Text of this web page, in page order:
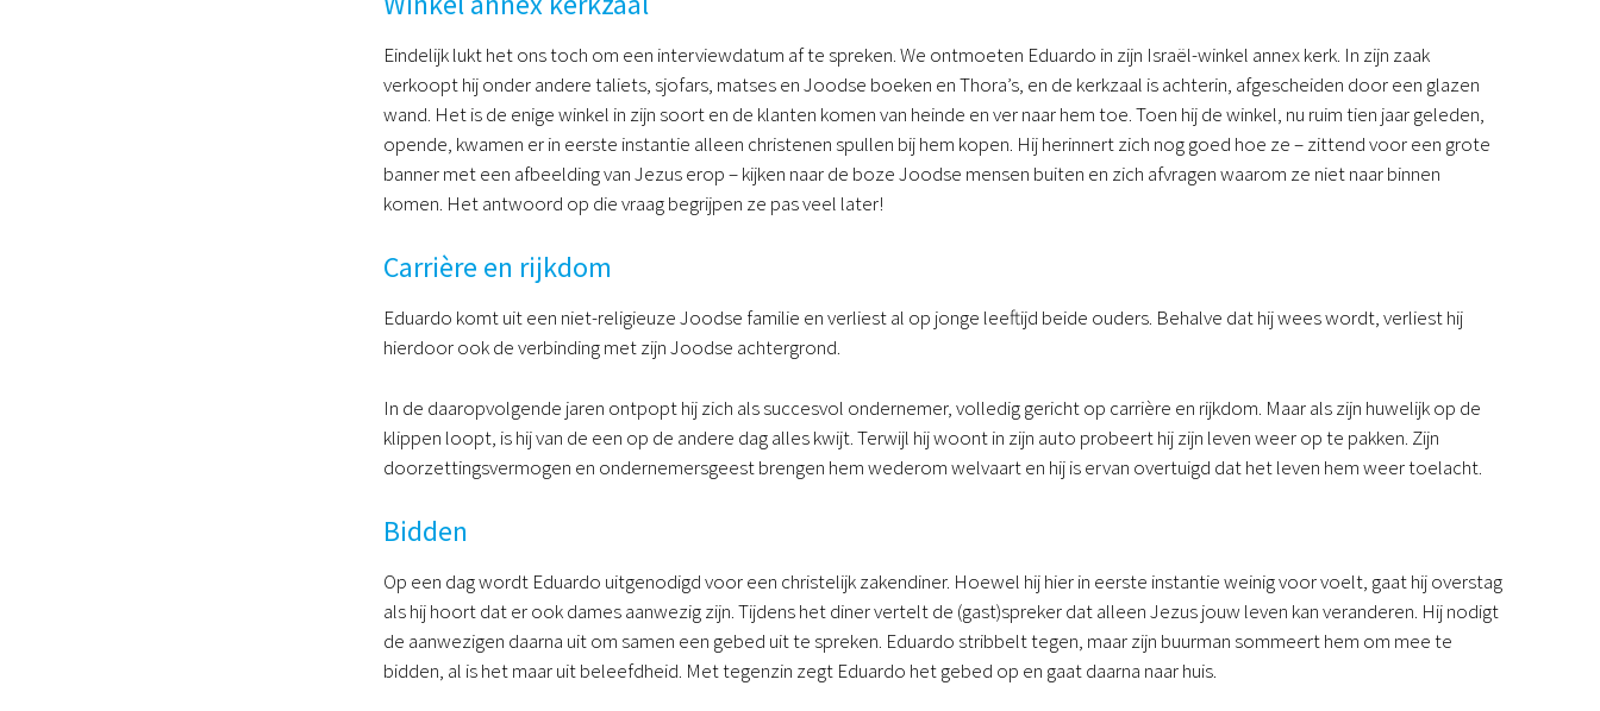
Eindelijk lukt het ons toch om een interviewdatum af te spreken. We ontmoeten Eduardo in zijn Israël-winkel annex kerk. In zijn zaak
verkoopt hij onder andere taliets, sjofars, matses en Joodse boeken en Thora’s, en de kerkzaal is achterin, afgescheiden door een glazen
wand. Het is de enige winkel in zijn soort en de klanten komen van heinde en ver naar hem toe. Toen hij de winkel, nu ruim tien jaar geleden,
opende, kwamen er in eerste instantie alleen christenen spullen bij hem kopen. Hij herinnert zich nog goed hoe ze – zittend voor een grote
banner met een afbeelding van Jezus erop – kijken naar de boze Joodse mensen buiten en zich afvragen waarom ze niet naar binnen
komen. Het antwoord op die vraag begrijpen ze pas veel later!
Carrière en rijkdom
Eduardo komt uit een niet-religieuze Joodse familie en verliest al op jonge leeftijd beide ouders. Behalve dat hij wees wordt, verliest hij
hierdoor ook de verbinding met zijn Joodse achtergrond.
In de daaropvolgende jaren ontpopt hij zich als succesvol ondernemer, volledig gericht op carrière en rijkdom. Maar als zijn huwelijk op de
klippen loopt, is hij van de een op de andere dag alles kwijt. Terwijl hij woont in zijn auto probeert hij zijn leven weer op te pakken. Zijn
doorzettingsvermogen en ondernemersgeest brengen hem wederom welvaart en hij is ervan overtuigd dat het leven hem weer toelacht.
Bidden
Op een dag wordt Eduardo uitgenodigd voor een christelijk zakendiner. Hoewel hij hier in eerste instantie weinig voor voelt, gaat hij overstag
als hij hoort dat er ook dames aanwezig zijn. Tijdens het diner vertelt de (gast)spreker dat alleen Jezus jouw leven kan veranderen. Hij nodigt
de aanwezigen daarna uit om samen een gebed uit te spreken. Eduardo stribbelt tegen, maar zijn buurman sommeert hem om mee te
bidden, al is het maar uit beleefdheid. Met tegenzin zegt Eduardo het gebed op en gaat daarna naar huis.